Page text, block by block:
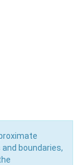
boundaries,